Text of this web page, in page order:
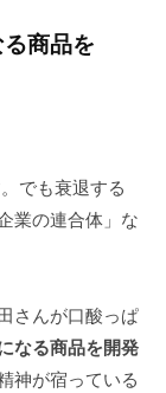
商品を
でも衰退する
業の連合体」な
さんが口酸っぱ
なる商品を開発
神が宿っている